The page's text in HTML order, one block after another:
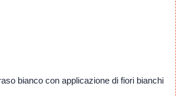
bianco con applicazione di fiori bianchi